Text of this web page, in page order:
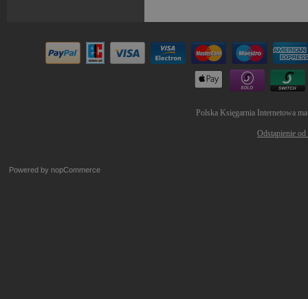
Polska Księgarnia Internetowa
Odstąpienie
Powered by nopCommerce